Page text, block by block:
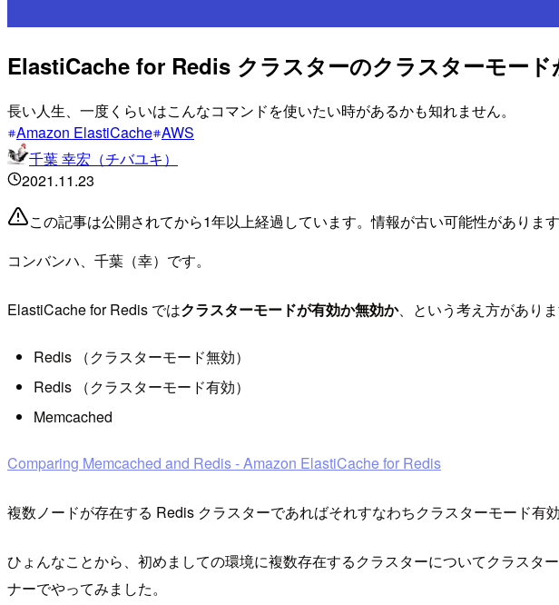
ElastiCache for Redis クラスターのクラスターモー
長い人生、一度くらいはこんなコマンドを使いたい時があるかも知れません。
Amazon ElastiCache AWS
千葉 幸宏（チバユキ）
2021.11.23
この記事は公開されてから1年以上経過しています。情報が古い可能性がありま
コンバンハ、千葉（幸）です。
ElastiCache for Redis ではクラスターモードが有効か無効か、という考え方があり
Redis （クラスターモード無効）
Redis （クラスターモード有効）
Memcached
Comparing Memcached and Redis - Amazon ElastiCache for Redis
複数ノードが存在する Redis クラスターであればそれすなわちクラスターモード有
ひょんなことから、初めましての環境に複数存在するクラスターについてクラス
ナーでやってみました。